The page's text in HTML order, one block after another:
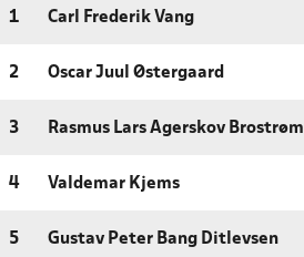
1 Carl Frederik Vang
2 Oscar Juul Østergaard
3 Rasmus Lars Agerskov Brostrøm
4 Valdemar Kjems
5 Gustav Peter Bang Ditlevsen